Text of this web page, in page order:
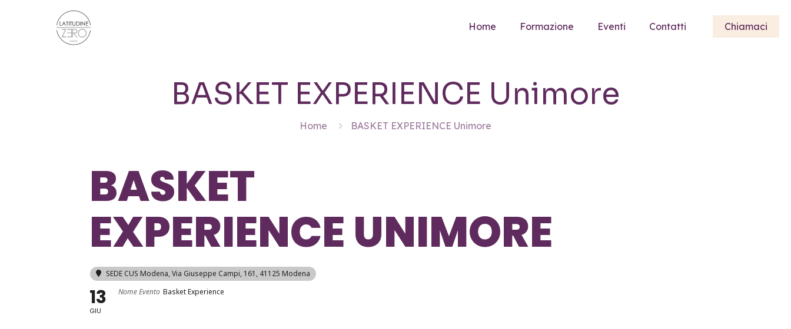
Home Formazione Eventi Contatti Chiamaci
BASKET EXPERIENCE Unimore
Home BASKET EXPERIENCE Unimore
BASKET
EXPERIENCE UNIMORE
SEDE CUS Modena, Via Giuseppe Campi, 161, 41125 Modena
13
GIU
Nome Evento Basket Experience